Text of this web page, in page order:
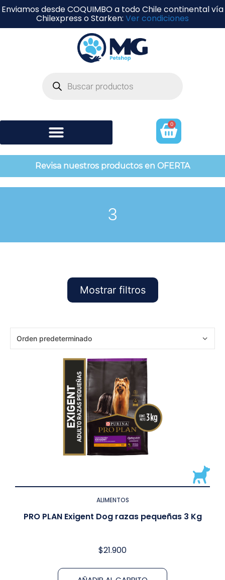
Enviamos desde COQUIMBO a todo Chile continental vía
Chilexpress o Starken: Ver condiciones
0
Revisa nuestros productos en OFERTA
3
Mostrar filtros
ALIMENTOS
PRO PLAN Exigent Dog razas pequeñas 3 Kg
$21.900